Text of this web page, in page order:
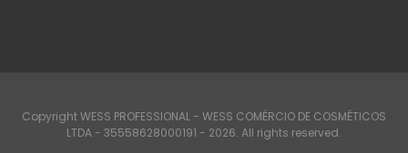
Copyright WESS PROFESSIONAL - WESS COMÉRCIO DE COSMÉTICOS
LTDA - 35558628000191 - 2026. All rights reserved.